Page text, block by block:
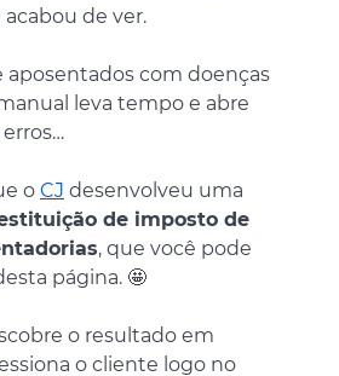
de ver.
aposentados com doenças
leva tempo e abre
o CJ desenvolveu uma
de imposto de
, que você pode
página. 🤩
o resultado em
o cliente logo no